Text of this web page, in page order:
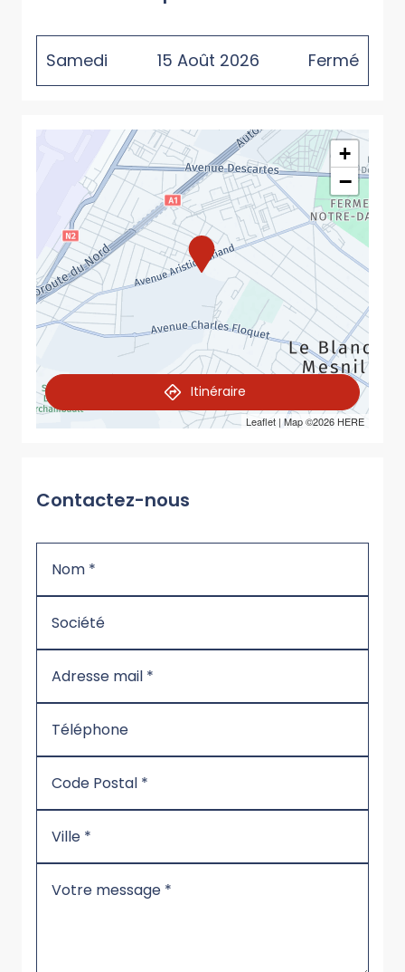
Samedi 15 Août 2026 Fermé
+
−
Leaflet | Map ©2026 HERE
Itinéraire
Contactez-nous